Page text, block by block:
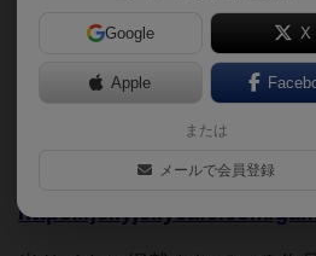
ご協力くだ
このページは情報が不足して
追加申請時に以下の参考URL
で、よろしければこちらもご
Google X
Apple
または
メールで会員登録